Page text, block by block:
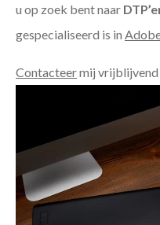
u op zoek bent naar
gespecialiseerd is in
Contacteermij vrijblijvend